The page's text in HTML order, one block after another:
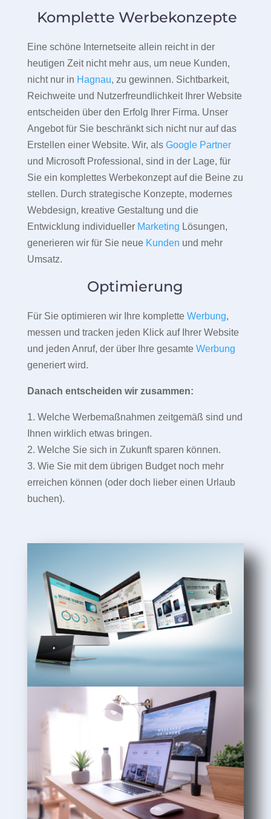
Komplette Werbekonzepte
Eine schöne Internetseite allein reicht in der
heutigen Zeit nicht mehr aus, um neue Kunden,
nicht nur in Hagnau, zu gewinnen. Sichtbarkeit,
Reichweite und Nutzerfreundlichkeit Ihrer Website
entscheiden über den Erfolg Ihrer Firma. Unser
Angebot für Sie beschränkt sich nicht nur auf das
Erstellen einer Website. Wir, als Google Partner
und Microsoft Professional, sind in der Lage, für
Sie ein komplettes Werbekonzept auf die Beine zu
stellen. Durch strategische Konzepte, modernes
Webdesign, kreative Gestaltung und die
Entwicklung individueller Marketing Lösungen,
generieren wir für Sie neue Kunden und mehr
Umsatz.
Optimierung
Für Sie optimieren wir Ihre komplette Werbung,
messen und tracken jeden Klick auf Ihrer Website
und jeden Anruf, der über Ihre gesamte Werbung
generiert wird.
Danach entscheiden wir zusammen:
1. Welche Werbemaßnahmen zeitgemäß sind und
Ihnen wirklich etwas bringen.
2. Welche Sie sich in Zukunft sparen können.
3. Wie Sie mit dem übrigen Budget noch mehr
erreichen können (oder doch lieber einen Urlaub
buchen).